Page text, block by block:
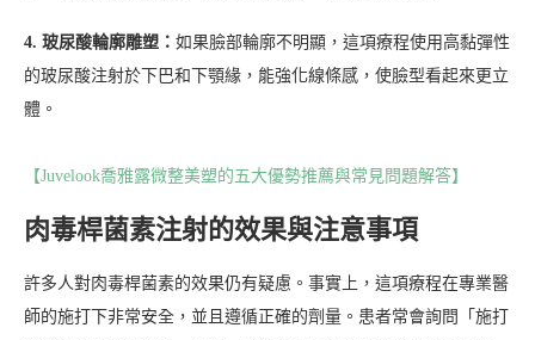
4. 玻尿酸輪廓雕塑： 如果臉部輪廓不明顯，這項療程使用高黏彈性
的玻尿酸注射於下巴和下顎緣，能強化線條感，使臉型看起來更立
體。
【Juvelook喬雅露微整美塑的五大優勢推薦與常見問題解答】
肉毒桿菌素注射的效果與注意事項
許多人對肉毒桿菌素的效果仍有疑慮。事實上，這項療程在專業醫
師的施打下非常安全，並且遵循正確的劑量。患者常會詢問「施打